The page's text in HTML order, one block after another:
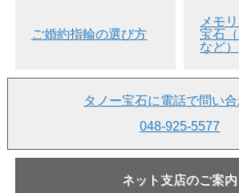
ご婚約指輪の選び方
メモ
宝石
など）
タノー宝石に電話で問い
048-925-5577
ネット支店のご案内